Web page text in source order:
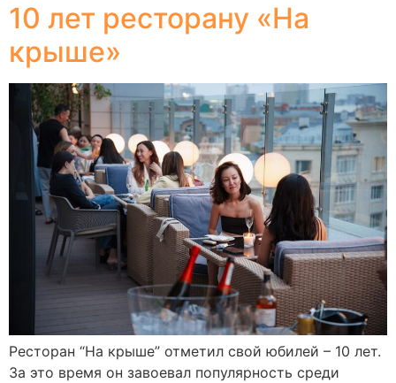
10 лет ресторану «На
крыше»
Ресторан “На крыше” отметил свой юбилей – 10 лет.
За это время он завоевал популярность среди